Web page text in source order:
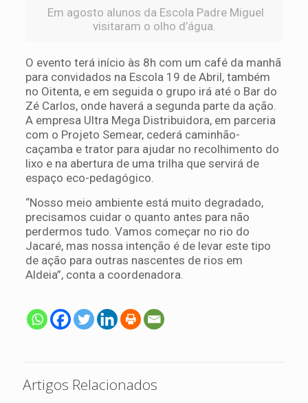
Em agosto alunos da Escola Padre Miguel
visitaram o olho d’água.
O evento terá início às 8h com um café da manhã
para convidados na Escola 19 de Abril, também
no Oitenta, e em seguida o grupo irá até o Bar do
Zé Carlos, onde haverá a segunda parte da ação.
A empresa Ultra Mega Distribuidora, em parceria
com o Projeto Semear, cederá caminhão-
caçamba e trator para ajudar no recolhimento do
lixo e na abertura de uma trilha que servirá de
espaço eco-pedagógico.
“Nosso meio ambiente está muito degradado,
precisamos cuidar o quanto antes para não
perdermos tudo. Vamos começar no rio do
Jacaré, mas nossa intenção é de levar este tipo
de ação para outras nascentes de rios em
Aldeia”, conta a coordenadora.
Artigos Relacionados